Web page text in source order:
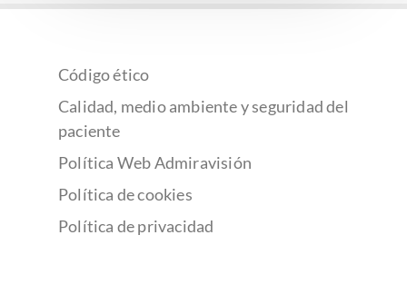
Código ético
Calidad, medio ambiente y seguridad del
paciente
Política Web Admiravisión
Política de cookies
Política de privacidad